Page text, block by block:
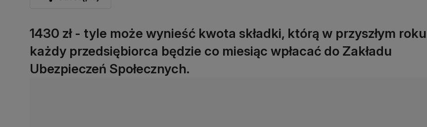
1430 zł - tyle może wynieść kwota składki, którą w przyszłym roku
każdy przedsiębiorca będzie co miesiąc wpłacać do Zakładu
Ubezpieczeń Społecznych.